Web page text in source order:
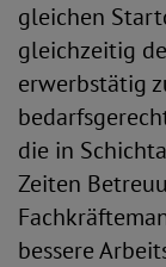
gleichen
gleichzeitig
erwerbstätig
die in
Zeiten
bessere